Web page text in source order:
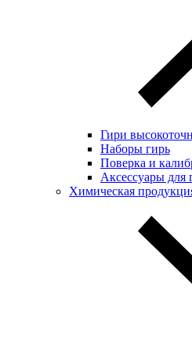
Гири
Наборы гирь
Поверка и
Аксессуары для
Химическая